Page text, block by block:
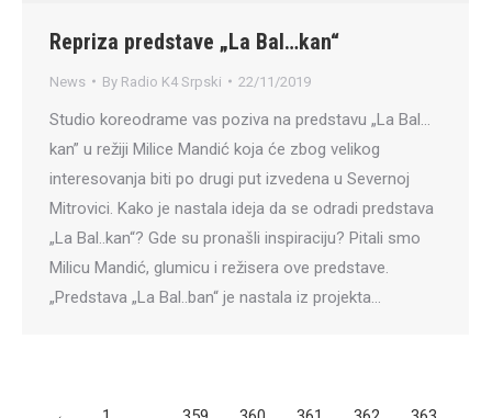
Repriza predstave „La Bal…kan“
News By Radio K4 Srpski 22/11/2019
Studio koreodrame vas poziva na predstavu „La Bal…
kan” u režiji Milice Mandić koja će zbog velikog
interesovanja biti po drugi put izvedena u Severnoj
Mitrovici. Kako je nastala ideja da se odradi predstava
„La Bal..kan“? Gde su pronašli inspiraciju? Pitali smo
Milicu Mandić, glumicu i režisera ove predstave.
„Predstava „La Bal..ban“ je nastala iz projekta…